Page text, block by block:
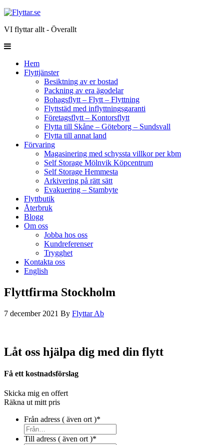
VI flyttar allt - Överallt
Hem
Flyttjänster
Besiktning av er bostad
Packning av era ägodelar
Bohagsflytt – Flytt – Flyttning
Flyttstäd med inflyttningsgaranti
Företagsflytt – Kontorsflytt
Flytta till Skåne – Göteborg – Sundsvall
Flytta till annat land
Förvaring
Magasinering med schyssta villkor per kbm
Self Storage Mölnvik Köpcentrum
Self Storage Hemmesta
Arkivering på rätt sätt
Evakuering – Stambyte
Flyttbutik
Återbruk
Blogg
Om oss
Jobba hos oss
Kundreferenser
Trygghet
Kontakta oss
English
Flyttfirma Stockholm
7 december 2021 By Flyttar Ab
Låt oss hjälpa dig med din flytt
Få ett kostnadsförslag
Skicka mig en offert
Räkna ut mitt pris
Från adress ( även ort )*
Till adress ( även ort )*